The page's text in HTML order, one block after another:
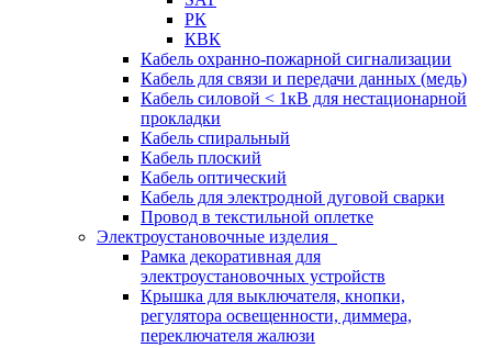
РК
КВК
Кабель охранно-пожарной сигнализации
Кабель для связи и передачи данных (медь)
Кабель силовой < 1кВ для нестационарной
прокладки
Кабель спиральный
Кабель плоский
Кабель оптический
Кабель для электродной дуговой сварки
Провод в текстильной оплетке
Электроустановочные изделия
Рамка декоративная для
электроустановочных устройств
Крышка для выключателя, кнопки,
регулятора освещенности, диммера,
переключателя жалюзи